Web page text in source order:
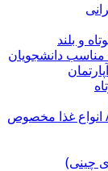
و بلند
دانشجویان
/ انواع غذا مخصوص
چینی)